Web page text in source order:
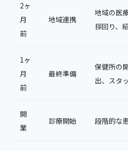
2ヶ
月
前
地域連携
地域の医
拶回り、
1ヶ
月
前
最終準備
保健所の
出、スタ
開
業
診療開始 段階的な